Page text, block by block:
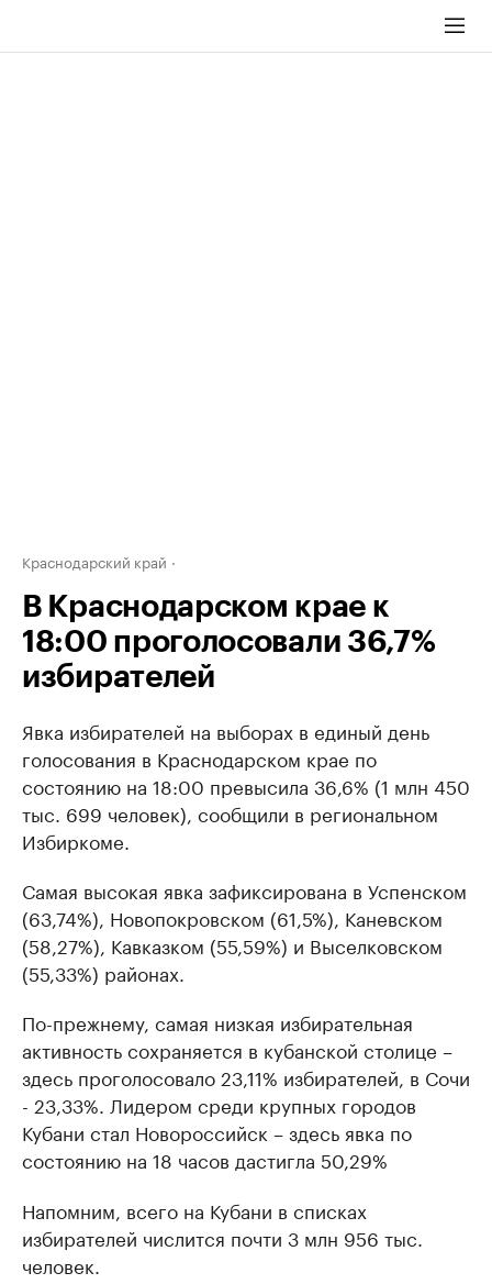
Краснодарский край
В Краснодарском крае к
18:00 проголосовали 36,7%
избирателей
Явка избирателей на выборах в единый день
голосования в Краснодарском крае по
состоянию на 18:00 превысила 36,6% (1 млн 450
тыс. 699 человек), сообщили в региональном
Избиркоме.
Самая высокая явка зафиксирована в Успенском
(63,74%), Новопокровском (61,5%​), Каневском
(58,27%), Кавказком (55,59%) и Выселковском
(55,33%) районах.
По-прежнему, самая низкая избирательная
активность сохраняется в кубанской столице –
здесь проголосовало 23,11% избирателей, в Сочи
- 23,33%. Лидером среди крупных городов
Кубани стал Новороссийск – здесь явка по
состоянию на 18 часов дастигла 50,29%
Напомним, всего на Кубани в списках
избирателей числится почти 3 млн 956 тыс.
человек.